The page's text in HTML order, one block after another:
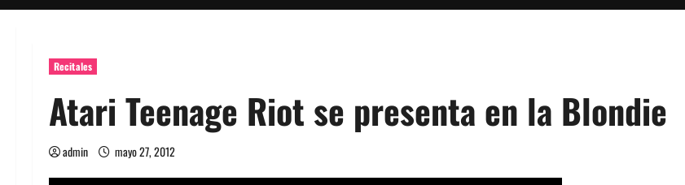
Recitales
Atari Teenage Riot se presenta en la Blondie
admin mayo 27, 2012